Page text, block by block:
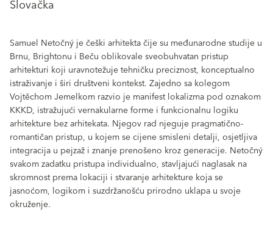
Slovačka
Samuel Netočný je češki arhitekta čije su međunarodne studije u
Brnu, Brightonu i Beču oblikovale sveobuhvatan pristup
arhitekturi koji uravnotežuje tehničku preciznost, konceptualno
istraživanje i širi društveni kontekst. Zajedno sa kolegom
Vojtěchom Jemelkom razvio je manifest lokalizma pod oznakom
KKKD, istražujući vernakularne forme i funkcionalnu logiku
arhitekture bez arhitekata. Njegov rad njeguje pragmatično-
romantičan pristup, u kojem se cijene smisleni detalji, osjetljiva
integracija u pejzaž i znanje prenošeno kroz generacije. Netočný
svakom zadatku pristupa individualno, stavljajući naglasak na
skromnost prema lokaciji i stvaranje arhitekture koja se
jasnoćom, logikom i suzdržanošću prirodno uklapa u svoje
okruženje.